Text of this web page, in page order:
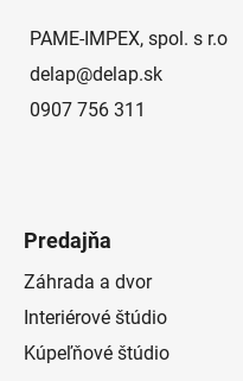
PAME-IMPEX, spol. s r.o
delap@delap.sk
0907 756 311
Predajňa
Záhrada a dvor
Interiérové štúdio
Kúpeľňové štúdio